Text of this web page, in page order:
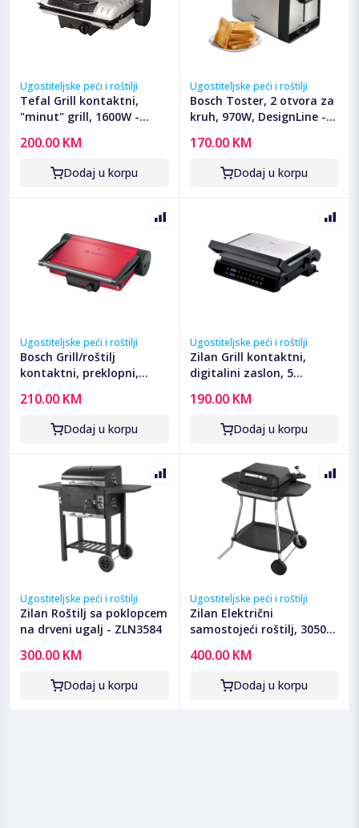
Ugostiteljske peći i roštilji
Tefal Grill kontaktni,
"minut" grill, 1600W -
200.00 KM
Dodaj u korpu
Ugostiteljske peći i roštilji
Bosch Toster, 2 otvora za
kruh, 970W, DesignLine -
170.00 KM
Dodaj u korpu
Ugostiteljske peći i roštilji
Bosch Grill/roštilj
kontaktni, preklopni,
210.00 KM
Dodaj u korpu
Ugostiteljske peći i roštilji
Zilan Grill kontaktni,
digitalini zaslon, 5
ZLN3942
190.00 KM
Dodaj u korpu
Ugostiteljske peći i roštilji
Zilan Roštilj sa poklopcem
na drveni ugalj - ZLN3584
300.00 KM
Dodaj u korpu
Ugostiteljske peći i roštilji
Zilan Električni
samostojeći roštilj, 3050W
400.00 KM
Dodaj u korpu